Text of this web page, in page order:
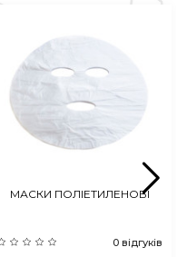
МАСКИ ПОЛІЕТИЛЕНОВІ
0 відгуків